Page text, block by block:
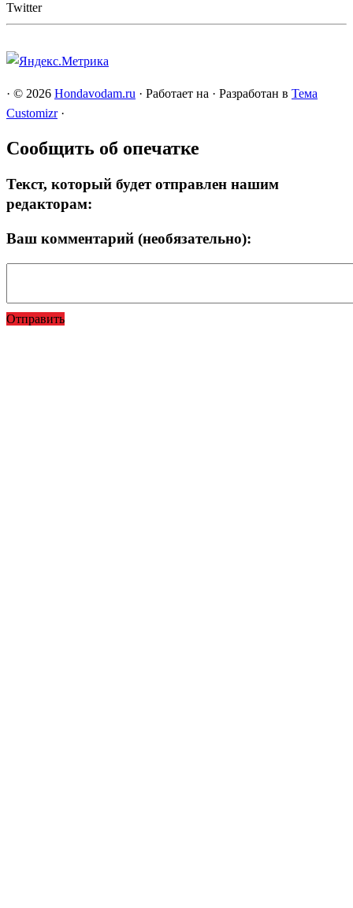
Twitter
· © 2026 Hondavodam.ru · Работает на · Разработан в Тема
Customizr ·
Сообщить об опечатке
Текст, который будет отправлен нашим
редакторам:
Ваш комментарий (необязательно):
Отправить